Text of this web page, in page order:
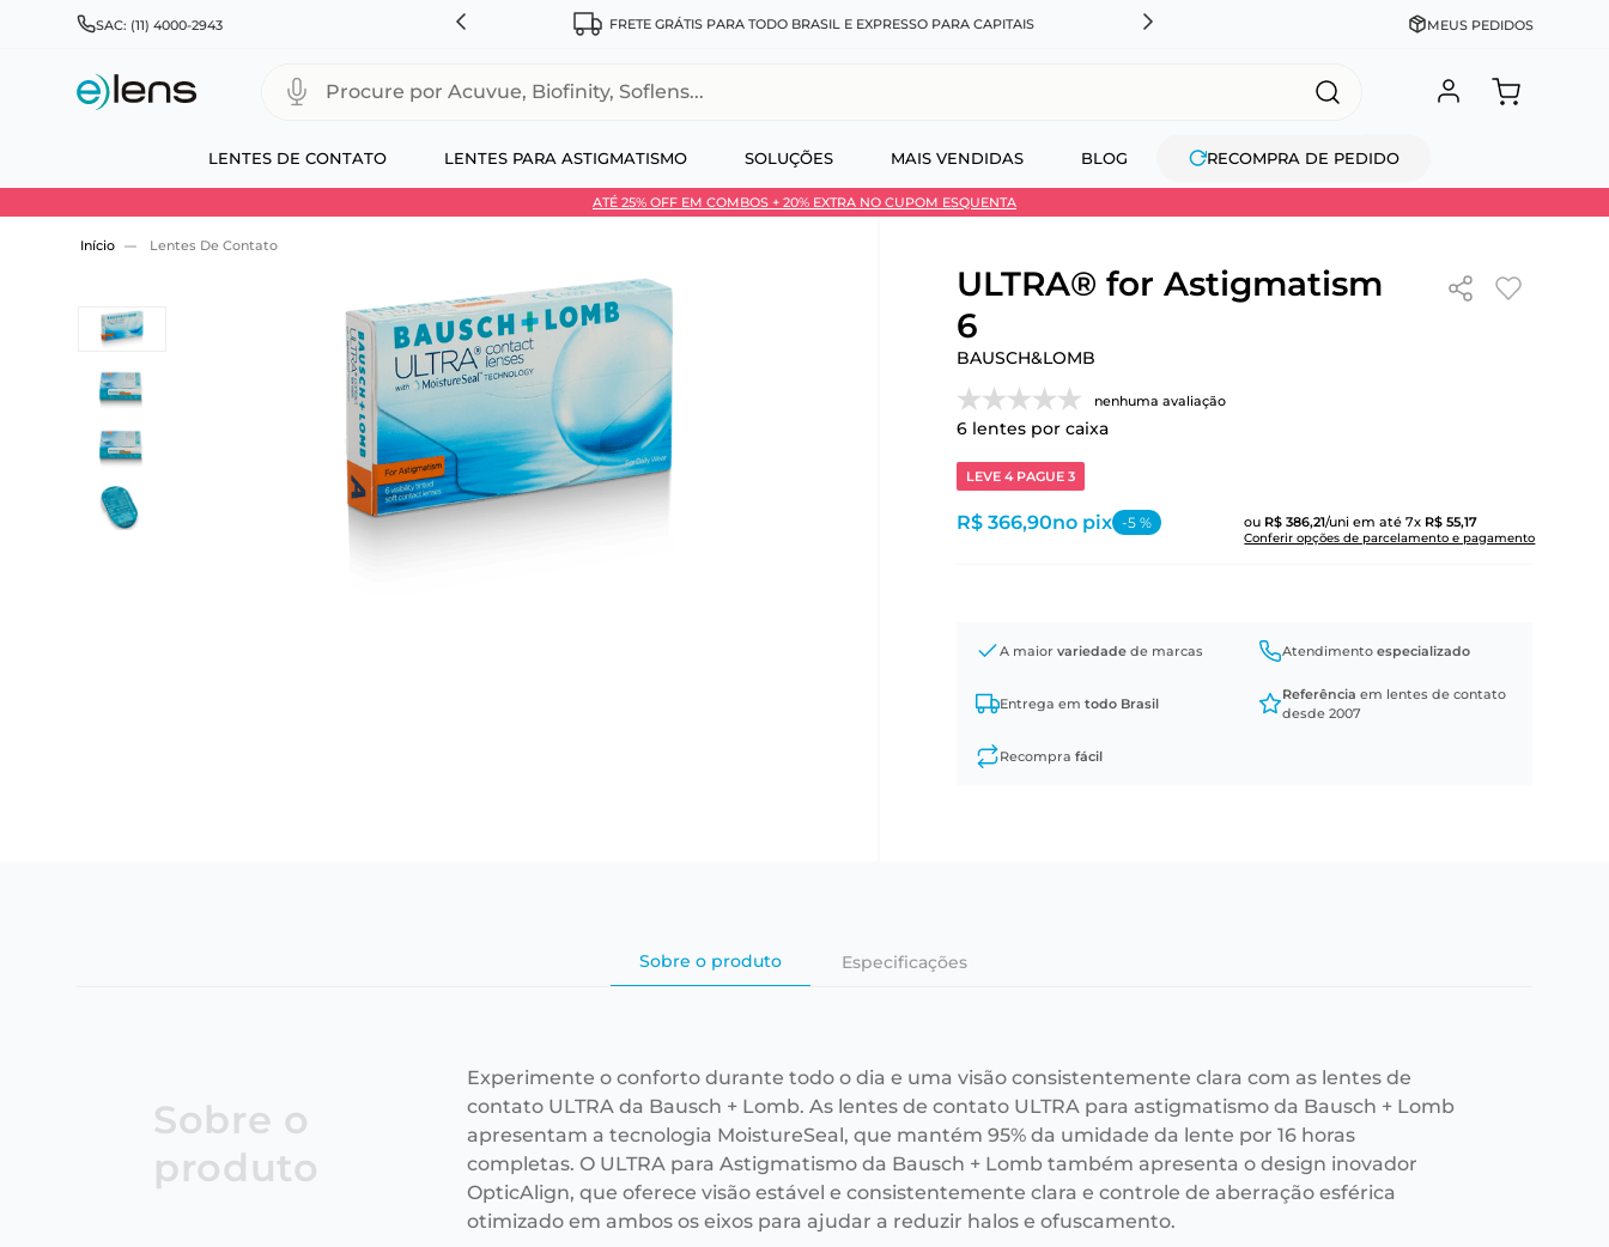
SAC: (11) 4000-2943
& JOHNSON, ALCON, BAUSCH+LOMB E COOPERVISION FRETE GRÁTIS PARA TODO BRASIL E EXPRESSO PARA CAPITAIS CADASTRE-SE GANHE 10% NA PRIMEIRA COMPRA +
MEUS PEDIDOS
LENTES DE CONTATO LENTES PARA ASTIGMATISMO SOLUÇÕES MAIS VENDIDAS BLOG RECOMPRA DE PEDIDO
Procure por Acuvue, Biofinity, Soflens...
ATÉ 25% OFF EM COMBOS + 20% EXTRA NO CUPOM ESQUENTA
Use 30HOJE e ganhe 30% OFF + economia extra no Pix
Lentes De Contato
ULTRA® for Astigmatism
6
BAUSCH&LOMB
nenhuma avaliação
6lentes por caixa
LEVE 4 PAGUE 3
ou R$ 386,21/uni em até7x R$ 55,17
Conferir opções de parcelamento e pagamento
R$ 366,90no pix -5%
A maior variedadede marcas Atendimentoespecializado
Entrega em todo Brasil
Referência em lentes de contato
desde 2007
Recompra fácil
Sobre o produto Especificações
Sobre o
produto
Experimente o conforto durante todo o dia e uma visão consistentemente clara com as lentes de
contato ULTRA da Bausch + Lomb. As lentes de contato ULTRA para astigmatismo da Bausch + Lomb
apresentam a tecnologia MoistureSeal, que mantém 95% da umidade da lente por 16 horas
completas. O ULTRA para Astigmatismo da Bausch + Lomb também apresenta o design inovador
OpticAlign, que oferece visão estável e consistentemente clara e controle de aberração esférica
otimizado em ambos os eixos para ajudar a reduzir halos e ofuscamento.